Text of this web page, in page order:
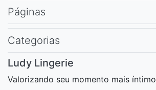
Páginas
Categorias
Ludy Lingerie
Valorizando seu momento mais íntimo